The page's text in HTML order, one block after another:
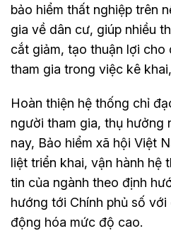
bảo hiểm thất nghiệp trên
gia về dân cư, giúp nhiều
cắt giảm, tạo thuận lợi cho
tham gia trong việc kê
Hoàn thiện hệ thống chỉ
người tham gia, thụ hưởng
nay, Bảo hiểm xã hội Việt
liệt triển khai, vận hành hệ
tin của ngành theo định
hướng tới Chính phủ số
động hóa mức độ cao.